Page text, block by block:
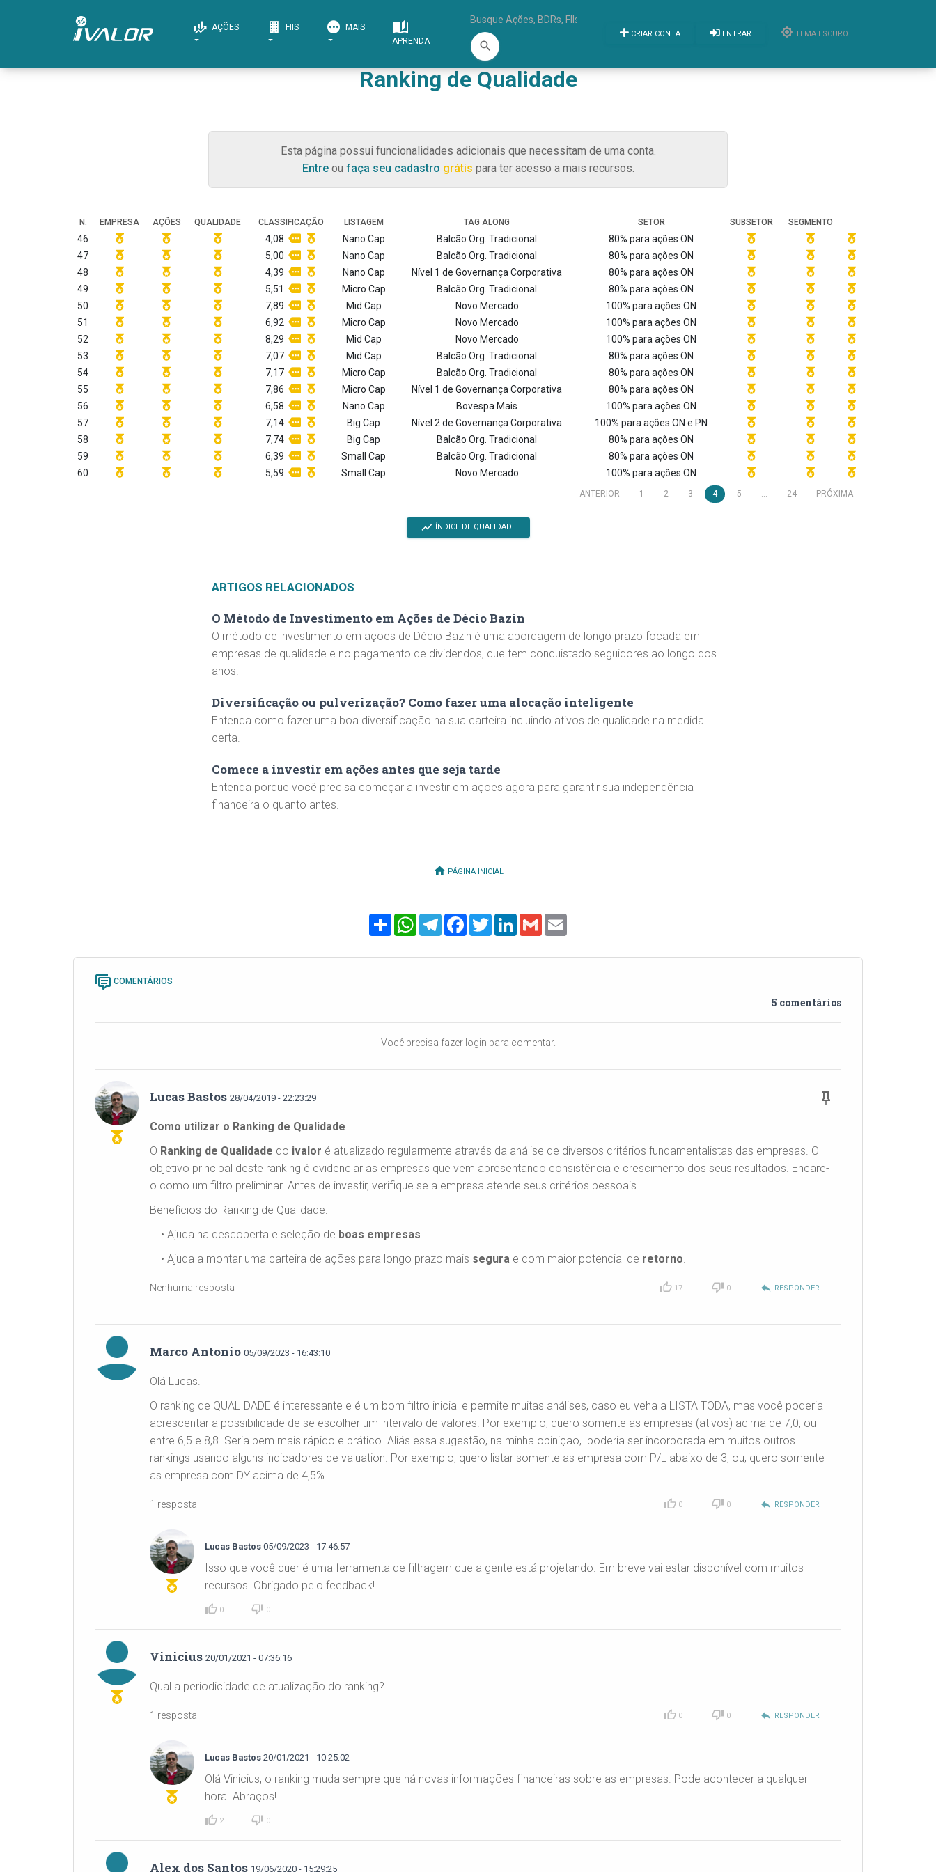
AÇÕES FIIS
MAIS
APRENDA
search
CRIAR CONTA ENTRAR TEMA ESCURO
Ranking de Qualidade
Esta página possui funcionalidades adicionais que necessitam de uma conta.
Entreou faça seu cadastro grátis para ter acesso a mais recursos.
N. EMPRESA AÇÕES QUALIDADE CLASSIFICAÇÃO LISTAGEM TAG ALONG SETOR SUBSETOR SEGMENTO
46 4,08 Nano Cap Balcão Org. Tradicional
80% para ações ON
47
5,00 Nano Cap Balcão Org. Tradicional
80% para ações ON
48
4,39 Nano Cap Nível 1 de Governança Corporativa
80% para ações ON
49
5,51 Micro Cap Balcão Org. Tradicional
80% para ações ON
50
7,89 Mid Cap Novo Mercado
100% para ações ON
51
6,92 Micro Cap Novo Mercado
100% para ações ON
52
8,29 Mid Cap Novo Mercado
100% para ações ON
53
7,07 Mid Cap Balcão Org. Tradicional
80% para ações ON
54
7,17 Micro Cap Balcão Org. Tradicional
80% para ações ON
55
7,86 Micro Cap Nível 1 de Governança Corporativa
80% para ações ON
56
6,58 Nano Cap Bovespa Mais
100% para ações ON
57
7,14 Big Cap Nível 2 de Governança Corporativa
100% para ações ON e PN
58
7,74 Big Cap Balcão Org. Tradicional
80% para ações ON
59
6,39 Small Cap Balcão Org. Tradicional
80% para ações ON
60
5,59 Small Cap Novo Mercado 100% para ações ON
ANTERIOR 1 2 3 4 5 ... 24 PRÓXIMA
show_chart ÍNDICE DE QUALIDADE
ARTIGOS RELACIONADOS
O Método de Investimento em Ações de Décio Bazin
O método de investimento em ações de Décio Bazin é uma abordagem de longo prazo focada em
empresas de qualidade e no pagamento de dividendos, que tem conquistado seguidores ao longo dos
anos.
Diversificação ou pulverização? Como fazer uma alocação inteligente
Entenda como fazer uma boa diversificação na sua carteira incluindo ativos de qualidade na medida
certa.
Comece a investir em ações antes que seja tarde
Entenda porque você precisa começar a investir em ações agora para garantir sua independência
financeira o quanto antes.
PÁGINA INICIAL
ShareWhatsAppTelegramFacebook
TwitterLinkedInGmail
COMENTÁRIOS
5 comentários
Você precisa fazer login para comentar.
Lucas Bastos 28/04/2019 - 22:23:29
Como utilizar o Ranking de Qualidade
O Ranking de Qualidade do ivalor é atualizado regularmente através da análise de diversos critérios fundamentalistas das empresas. O
objetivo principal deste ranking é evidenciar as empresas que vem apresentando consistência e crescimento dos seus resultados. Encare-
o como um filtro preliminar. Antes de investir, verifique se a empresa atende seus critérios pessoais.
Benefícios do Ranking de Qualidade:
• Ajuda na descoberta e seleção de boas empresas.
• Ajuda a montar uma carteira de ações para longo prazo mais segura e com maior potencial de retorno.
reply RESPONDER
0
17
Nenhuma resposta
Marco Antonio 05/09/2023 - 16:43:10
Olá Lucas.
O ranking de QUALIDADE é interessante e é um bom filtro inicial e permite muitas análises, caso eu veha a LISTA TODA, mas você poderia
acrescentar a possibilidade de se escolher um intervalo de valores. Por exemplo, quero somente as empresas (ativos) acima de 7,0, ou
entre 6,5 e 8,8. Seria bem mais rápido e prático. Aliás essa sugestão, na minha opiniçao, poderia ser incorporada em muitos outros
rankings usando alguns indicadores de valuation. Por exemplo, quero listar somente as empresa com P/L abaixo de 3, ou, quero somente
as empresa com DY acima de 4,5%.
reply RESPONDER
0
0
1 resposta
Lucas Bastos 05/09/2023 - 17:46:57
Isso que você quer é uma ferramenta de filtragem que a gente está projetando. Em breve vai estar disponível com muitos
recursos. Obrigado pelo feedback!
0 0
Vinicius 20/01/2021 - 07:36:16
Qual a periodicidade de atualização do ranking?
reply RESPONDER
0
0
1 resposta
Lucas Bastos 20/01/2021 - 10:25:02
Olá Vinicius, o ranking muda sempre que há novas informações financeiras sobre as empresas. Pode acontecer a qualquer
hora. Abraços!
2 0
Alex dos Santos 19/06/2020 - 15:29:25